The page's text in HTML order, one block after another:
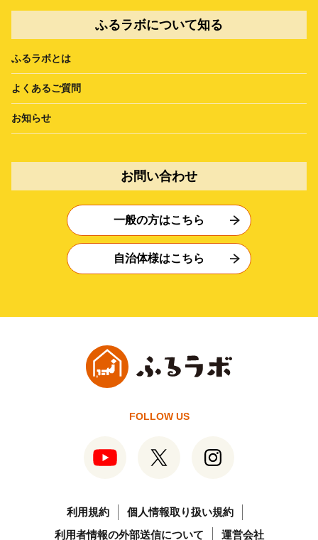
ふるラボについて知る
ふるラボとは
よくあるご質問
お知らせ
お問い合わせ
一般の方はこちら
自治体様はこちら
FOLLOW US
利用規約
個人情報取り扱い規約
利用者情報の外部送信について
運営会社